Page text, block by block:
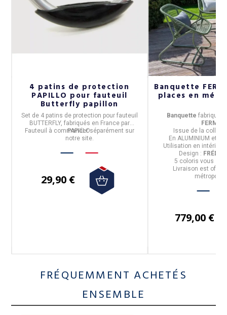
4 patins de protection
PAPILLO pour fauteuil
Butterfly papillon
Set de 4 patins de protection pour fauteuil
BUTTERFLY, fabriqués en Francepar
PAPILLO.
Fauteuil à commander séparément sur
notre site.
29,90 €
Banquette
places en
Banquette fabriquée
Issue de la
En ALUMINIUM et
Utilisation en intérieur
Design :
5 coloris vous
Livraison est
779,00 €
FRÉQUEMMENT ACHETÉS
ENSEMBLE